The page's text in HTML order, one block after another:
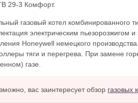
29-3 Комфорт.
газовый котел комбинированного
электрическим пьезорозжигом
Honeywell немецкого
тяги и перегрева. При замене
газе.
вас заинтересует обзор газовых